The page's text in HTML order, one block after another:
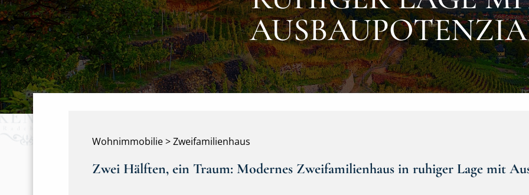
Wohnimmobilie > Zweifamilienhaus
Zwei Hälften, ein Traum: Modernes Zweifamilienhaus in ruhiger Lage mit